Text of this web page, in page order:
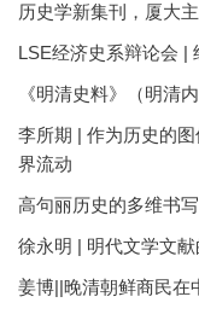
历史学新集刊，厦大
LSE经济史系辩论会 |
《明清史料》（明清
李所期 | 作为历史的
界流动
高句丽历史的多维书写
徐永明 | 明代文学文
姜博||晚清朝鲜商民在